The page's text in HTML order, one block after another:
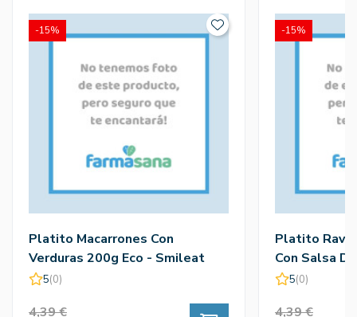
Platito Macarrones Con
Verduras 200g Eco - Smileat
5(0)
4,39 €
-15%
Platito
Con Salsa
- Smileat
5(0)
4,39 €
-15%